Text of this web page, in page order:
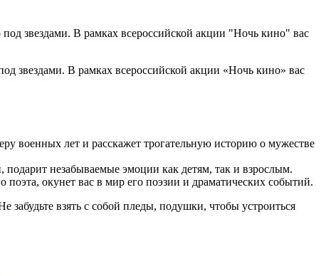
звездами. В рамках всероссийской акции «Ночь кино» вас
военных лет и расскажет трогательную историю о мужестве
незабываемые эмоции как детям, так и взрослым.
окунет вас в мир его поэзии и драматических событий.
взять с собой пледы, подушки, чтобы устроиться